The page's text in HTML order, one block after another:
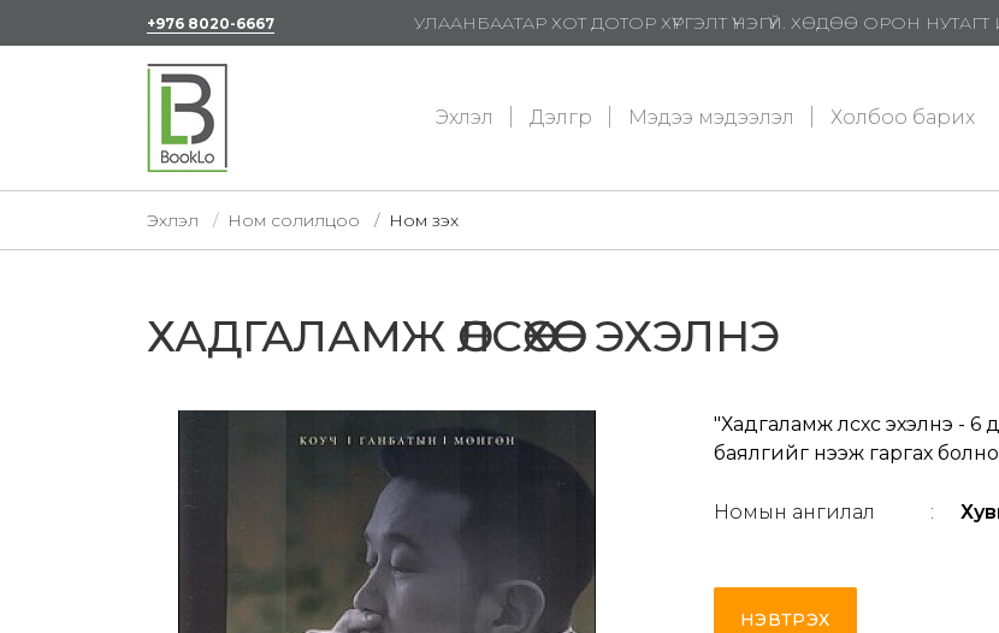
+976 8020-6667 УЛААНБААТАР ХОТ ДОТОР ХҮРГЭЛТ ҮНЭГҮЙ. ХӨДӨӨ ОРОН
Эхлэл Дэлгүүр Мэдээ мэдээлэл Холбоо барих
Эхлэл Ном солилцоо Ном үзэх
ХАДГАЛАМЖ ӨЛСӨХӨӨС ЭХЭЛНЭ
"Хадгаламж өлсөхөөс эхэлнэ -
баялгийг нээж гаргах
Номын ангилал :
НЭВТРЭХ